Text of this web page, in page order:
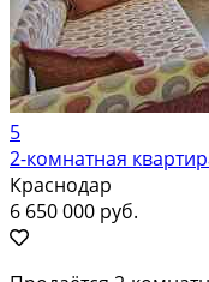
5
2-комнатная
Краснодар
6 650 000 руб.